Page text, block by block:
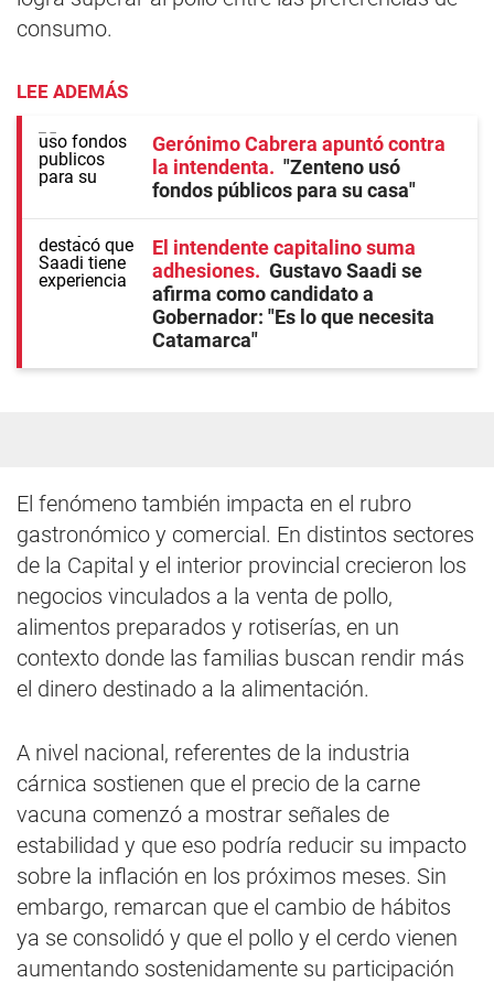
consumo.
LEE ADEMÁS
Gerónimo Cabrera apuntó contra
la intendenta
"Zenteno usó
fondos públicos para su casa"
El intendente capitalino suma
adhesiones
Gustavo Saadi se
afirma como candidato a
Gobernador: "Es lo que necesita
Catamarca"
El fenómeno también impacta en el rubro
gastronómico y comercial. En distintos sectores
de la Capital y el interior provincial crecieron los
negocios vinculados a la venta de pollo,
alimentos preparados y rotiserías, en un
contexto donde las familias buscan rendir más
el dinero destinado a la alimentación.
A nivel nacional, referentes de la industria
cárnica sostienen que el precio de la carne
vacuna comenzó a mostrar señales de
estabilidad y que eso podría reducir su impacto
sobre la inflación en los próximos meses. Sin
embargo, remarcan que el cambio de hábitos
ya se consolidó y que el pollo y el cerdo vienen
aumentando sostenidamente su participación